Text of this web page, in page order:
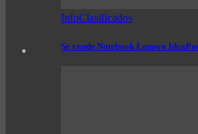
InfoClasificados
Se vende Notebook Lenovo